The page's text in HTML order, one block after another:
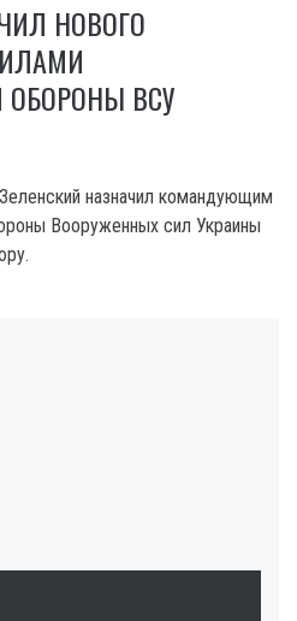
НОВОГО
ОБОРОНЫ ВСУ
назначил командующим
Вооруженных сил Украины